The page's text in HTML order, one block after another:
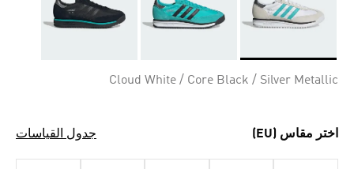
Cloud White / Core Black / Silver Metallic
اختر مقاس (EU) جدول القياسات